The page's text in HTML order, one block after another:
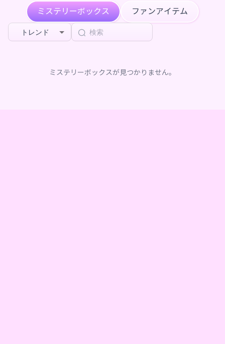
ミステリーボックス ファンアイテム
トレンド
ミステリーボックスが見つかりません。